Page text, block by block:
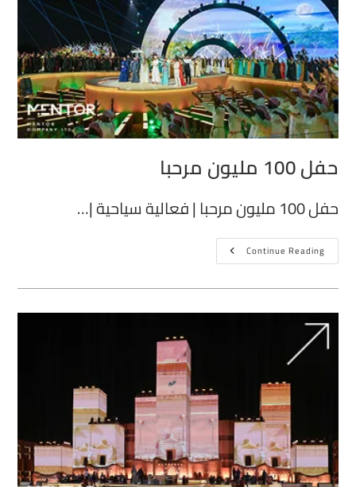
حفل 100 مليون مرحبا
حفل 100 مليون مرحبا | فعالية سياحية |…
Continue Reading